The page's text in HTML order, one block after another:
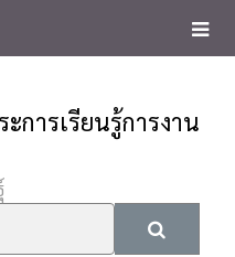
การเรียนรู้การงาน